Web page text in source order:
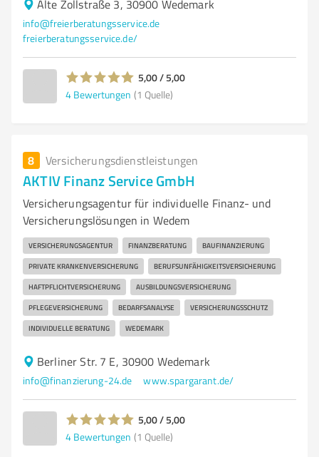
Alte Zollstraße 3, 30900 Wedemark
info@freierberatungsservice.de
freierberatungsservice.de/
5,00 / 5,00
4 Bewertungen (1 Quelle)
8 Versicherungsdienstleistungen
AKTIV Finanz Service GmbH
Versicherungsagentur für individuelle Finanz- und
Versicherungslösungen in Wedem
VERSICHERUNGSAGENTUR FINANZBERATUNG BAUFINANZIERUNG
PRIVATE KRANKENVERSICHERUNG BERUFSUNFÄHIGKEITSVERSICHERUNG
HAFTPFLICHTVERSICHERUNG AUSBILDUNGSVERSICHERUNG
PFLEGEVERSICHERUNG BEDARFSANALYSE VERSICHERUNGSSCHUTZ
INDIVIDUELLE BERATUNG WEDEMARK
Berliner Str. 7 E, 30900 Wedemark
info@finanzierung-24.de www.spargarant.de/
5,00 / 5,00
4 Bewertungen (1 Quelle)